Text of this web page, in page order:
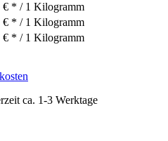
€ * / 1 Kilogramm
€ * / 1 Kilogramm
€ * / 1 Kilogramm
ca. 1-3 Werktage